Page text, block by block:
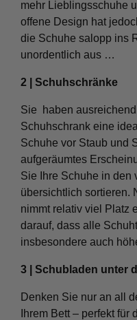
mehr Lieblingsschuhe
offene Design hat
die Schuhe salopp ins
unordentlich aus …
2 | Schuhschränke
Sie haben
Schuhschrank eine
Schuhe vor Staub und
aufgeräumtes
Sie Ihre Schuhe in den
übersichtlich sortieren.
nimmt relativ viel Platz
darauf, dass alle
insbesondere auch
3 | Schubladen unter
Denken Sie nur an all
Ihrem Bett – perfekt für